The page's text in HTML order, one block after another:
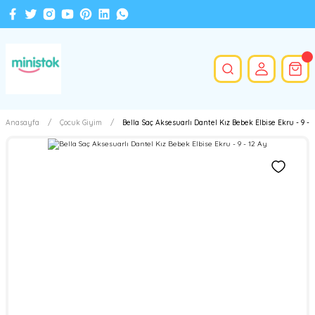
Anasayfa Çocuk Giyim Bella Saç Aksesuarlı Dantel Kız Bebek Elbise Ekru - 9 -